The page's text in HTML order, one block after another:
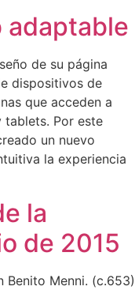
adaptable
de su página
dispositivos de
que acceden a
tablets. Por este
un nuevo
la experiencia
la
de 2015
Benito Menni. (c.653)